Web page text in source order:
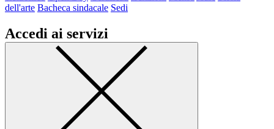
dell'arte Bacheca sindacale Sedi
Accedi ai servizi